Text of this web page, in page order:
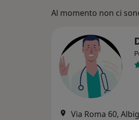
Al momento non ci
Via Roma 60,